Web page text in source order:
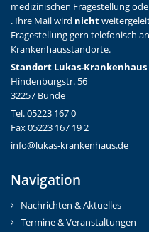
medizinischen Fragestellung
. Ihre Mail wird nicht
Fragestellung gern telefonisch
Krankenhausstandorte.
Standort Lukas-Krankenhaus
Hindenburgstr. 56
32257 Bünde
Tel. 05223 167 0
Fax 05223 167 19 2
info@lukas-krankenhaus.de
Navigation
Nachrichten & Aktuelles
Termine & Veranstaltungen